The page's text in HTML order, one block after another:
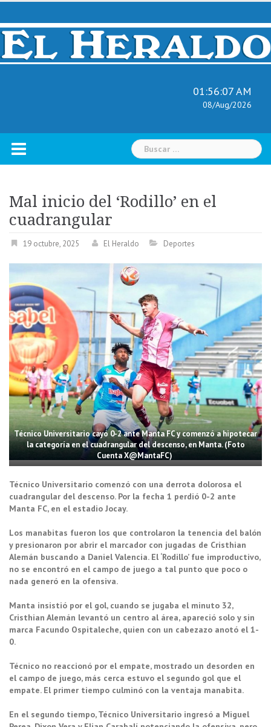
Skip
content
01:56:08 AM
08/Aug/2026
Buscar:
Mal inicio del ‘Rodillo’ en el
cuadrangular
19 octubre, 2025 El Heraldo Deportes
Técnico Universitario cayó 0-2 ante Manta FC y comenzó a hipotecar
la categoría en el cuadrangular del descenso, en Manta. (Foto
Cuenta X@MantaFC)
Técnico Universitario comenzó con una derrota dolorosa el
cuadrangular del descenso. Por la fecha 1 perdió 0-2 ante
Manta FC, en el estadio Jocay.
Los manabitas fueron los que controlaron la tenencia del balón
y presionaron por abrir el marcador con jugadas de Cristhian
Alemán buscando a Daniel Valencia. El ‘Rodillo’ fue improductivo,
no se encontró en el campo de juego a tal punto que poco o
nada generó en la ofensiva.
Manta insistió por el gol, cuando se jugaba el minuto 32,
Cristhian Alemán levantó un centro al área, apareció solo y sin
marca Facundo Ospitaleche, quien con un cabezazo anotó el 1-
0.
Técnico no reaccionó por el empate, mostrado un desorden en
el campo de juego, más cerca estuvo el segundo gol que el
empate. El primer tiempo culminó con la ventaja manabita.
En el segundo tiempo, Técnico Universitario ingresó a Miguel